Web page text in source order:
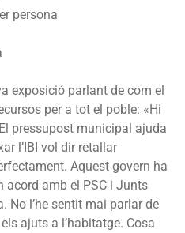
persona
exposició parlant de com el
per a tot el poble: «Hi
El pressupost municipal ajuda
l’IBI vol dir retallar
Aquest govern ha
acord amb el PSC i Junts
No l’he sentit mai parlar de
ajuts a l’habitatge. Cosa